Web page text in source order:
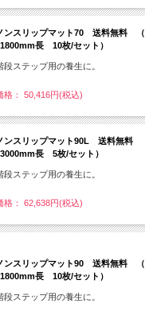
ンスリップマット70 送料無料
長 10枚/セット）
段ステップ用の養生に。
格： 50,416円(税込)
ンスリップマット90L 送料無料
長 5枚/セット）
段ステップ用の養生に。
格： 62,638円(税込)
ンスリップマット90 送料無料
長 10枚/セット）
段ステップ用の養生に。